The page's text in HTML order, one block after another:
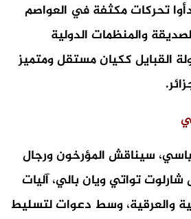
تحركات مكثفة في العواصم
والمنظمات الدولية
القبايل ككيان مستقل ومتميز
سيناقش المؤرخون ورجال
شارلوت تواتي ويان بالي، آليات
والعرقية، وسط دعوات لتسليط